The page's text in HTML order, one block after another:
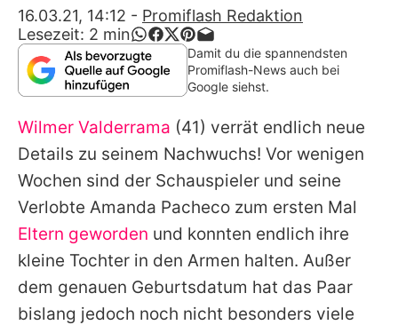
App runterladen
Team
Redaktionelle Richtlinien
Impressum
Datenschutzerklärung
Nutzungsbedingungen
Utiq verwalten
16.03.21, 14:12 - Promiflash Redaktion
Lesezeit: 2 min
Damit du die spannendsten
Promiflash-News auch bei
Google siehst.
Wilmer Valderrama (41) verrät endlich neue
Details zu seinem Nachwuchs! Vor wenigen
Wochen sind der Schauspieler und seine
Verlobte Amanda Pacheco zum ersten Mal
Eltern geworden und konnten endlich ihre
kleine Tochter in den Armen halten. Außer
dem genauen Geburtsdatum hat das Paar
bislang jedoch noch nicht besonders viele